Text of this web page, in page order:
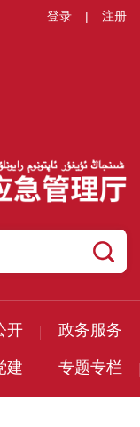
登录 | 注册
开 政务服务
建 专题专栏